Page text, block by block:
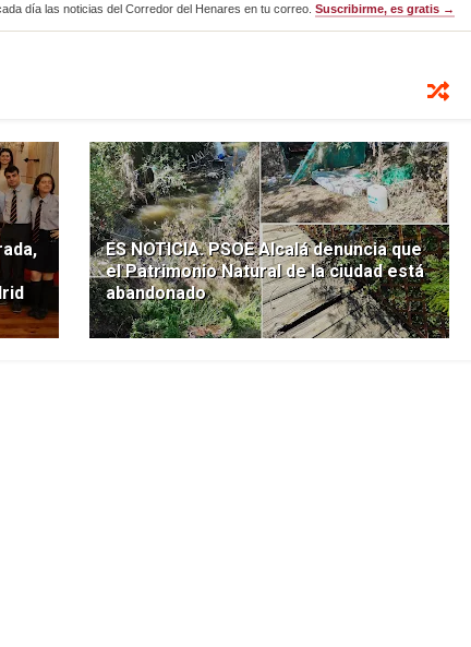
día las noticias del Corredor del Henares en tu correo. Suscribirme, es gratis →
ES NOTICIA. PSOE Alcalá denuncia que
el Patrimonio Natural de la ciudad está
abandonado